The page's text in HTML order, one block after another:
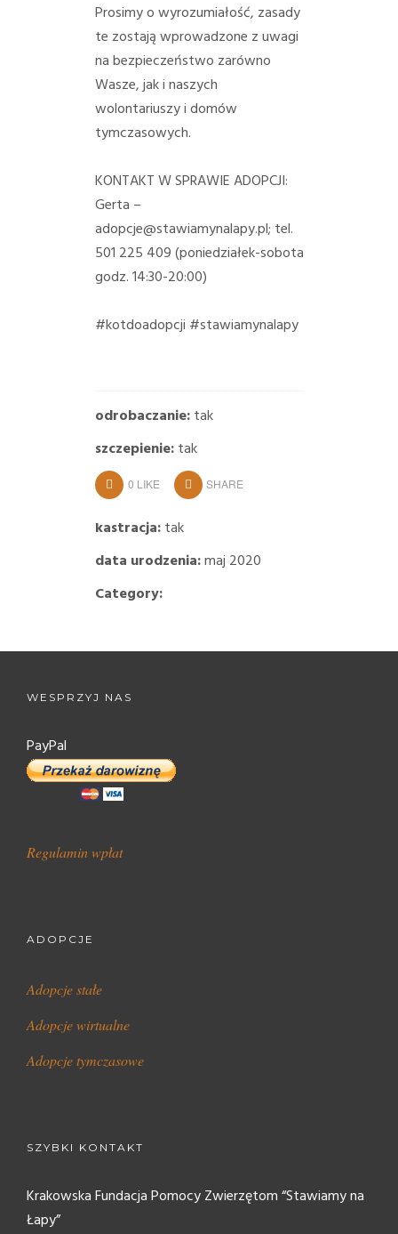
Prosimy o wyrozumiałość, zasady
te zostają wprowadzone z uwagi
na bezpieczeństwo zarówno
Wasze, jak i naszych
wolontariuszy i domów
tymczasowych.
KONTAKT W SPRAWIE ADOPCJI:
Gerta –
adopcje@stawiamynalapy.pl; tel.
501 225 409 (poniedziałek-sobota
godz. 14:30-20:00)
#kotdoadopcji #stawiamynalapy
odrobaczanie:tak
szczepienie:tak
0 LIKE SHARE
kastracja:tak
data urodzenia:maj 2020
Category:
WESPRZYJ NAS
PayPal
Regulamin wpłat
ADOPCJE
Adopcje stałe
Adopcje wirtualne
Adopcje tymczasowe
SZYBKI KONTAKT
Krakowska Fundacja Pomocy Zwierzętom “Stawiamy na
Łapy”